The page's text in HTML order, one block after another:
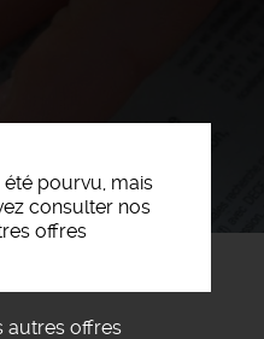
été pourvu, mais
consulter nos
offres
autres offres